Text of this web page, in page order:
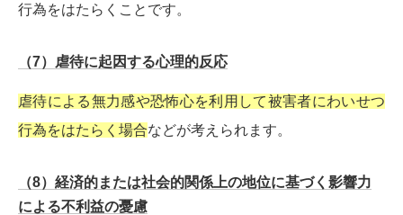
行為をはたらくことです。
（7）虐待に起因する心理的反応
虐待による無力感や恐怖心を利用して被害者にわいせつ
行為をはたらく場合などが考えられます。
（8）経済的または社会的関係上の地位に基づく影響力
による不利益の憂慮